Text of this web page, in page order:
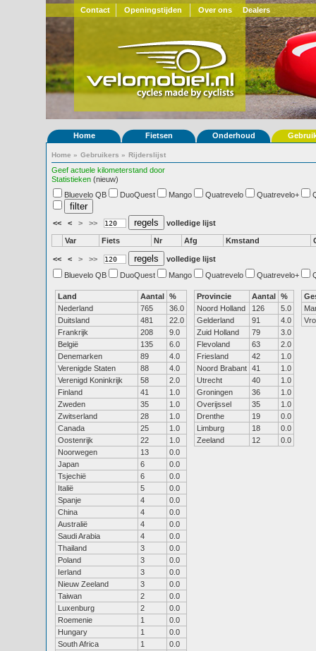
Contact Openingstijden Over ons Dealers
Home Fietsen Onderhoud
Home » Gebruikers » Rijderslijst
Geef actuele kilometerstand door
Statistieken (nieuw)
Bluevelo QB
DuoQuest Mango Quatrevelo Quatrevelo+
<< < > >> volledige lijst
Var Fiets Nr Afg Kmstand
<< < > >>
volledige lijst
Bluevelo QB
DuoQuest Mango Quatrevelo Quatrevelo+
Land Aantal %
Nederland
765
36.0
Duitsland
481
22.0
Frankrijk
208
9.0
België
135
6.0
Denemarken
89
4.0
Verenigde Staten
88
4.0
Verenigd Koninkrijk
58
2.0
Finland
41
1.0
Zweden
35
1.0
Zwitserland
28
1.0
Canada
25
1.0
Oostenrijk
22
1.0
Noorwegen
13
0.0
Japan
6
0.0
Tsjechië
6
0.0
Italië
5
0.0
Spanje
4
0.0
China
4
0.0
Australië
4
0.0
Saudi Arabia
4
0.0
Thailand
3
0.0
Poland
3
0.0
Ierland
3
0.0
Nieuw Zeeland
3
0.0
Taiwan
2
0.0
Luxenburg
2
0.0
Roemenie
1
0.0
Hungary
1
0.0
South Africa
1
0.0
Provincie Aantal %
Noord Holland
126
5.0
Gelderland
91
4.0
Zuid Holland
79
3.0
Flevoland
63
2.0
Friesland
42
1.0
Noord Brabant 41
1.0
Utrecht
40
1.0
Groningen
36
1.0
Overijssel
35
1.0
Drenthe
19
0.0
Limburg
18
0.0
Zeeland
12 0.0